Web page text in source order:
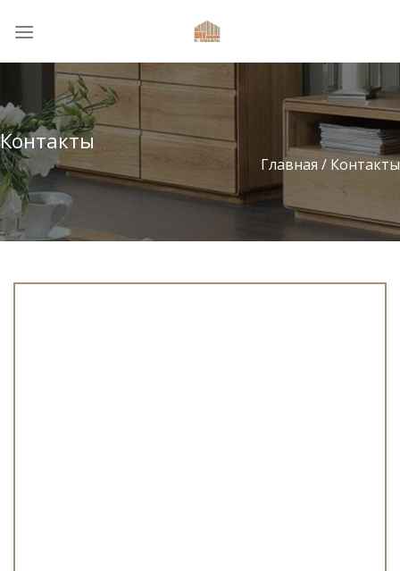
Контакты
Главная / Контакты